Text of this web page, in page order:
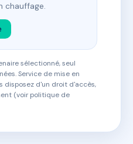
chauffage.
sélectionné, seul
Service de mise en
disposez d'un droit d'accès,
(voir politique de